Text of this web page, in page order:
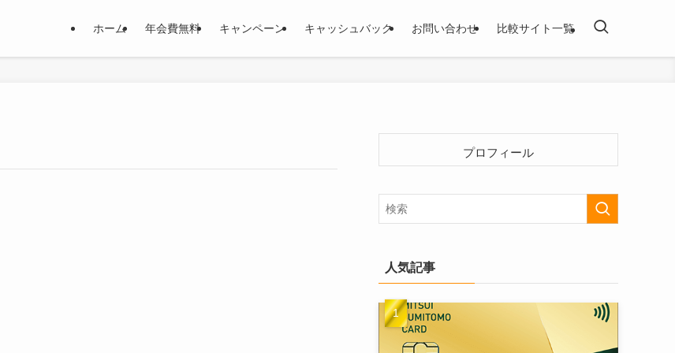
ホーム 年会費無料 キャンペーン キャッシュバック お問い合わせ 比較サイト一覧
プロフィール
人気記事